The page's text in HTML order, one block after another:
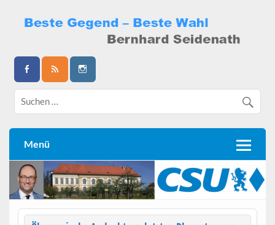
content
Bernhard Seidenath
Menü